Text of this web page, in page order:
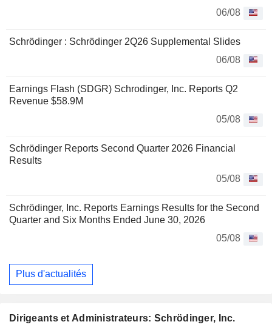
06/08
Schrödinger : Schrödinger 2Q26 Supplemental Slides
06/08
Earnings Flash (SDGR) Schrodinger, Inc. Reports Q2
Revenue $58.9M
05/08
Schrödinger Reports Second Quarter 2026 Financial
Results
05/08
Schrödinger, Inc. Reports Earnings Results for the Second
Quarter and Six Months Ended June 30, 2026
05/08
Plus d'actualités
Dirigeants et Administrateurs: Schrödinger, Inc.